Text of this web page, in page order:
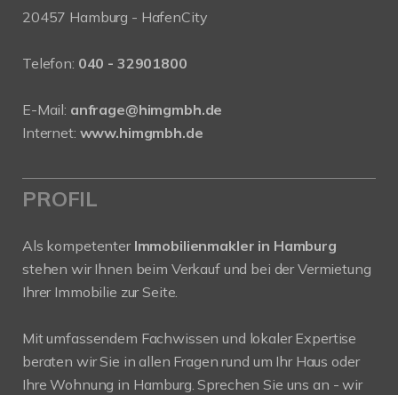
20457 Hamburg - HafenCity
Telefon: 040 - 32901800
E-Mail: anfrage@himgmbh.de
Internet: www.himgmbh.de
PROFIL
Als kompetenter Immobilienmakler in Hamburg
stehen wir Ihnen beim Verkauf und bei der Vermietung
Ihrer Immobilie zur Seite.
Mit umfassendem Fachwissen und lokaler Expertise
beraten wir Sie in allen Fragen rund um Ihr Haus oder
Ihre Wohnung in Hamburg. Sprechen Sie uns an - wir